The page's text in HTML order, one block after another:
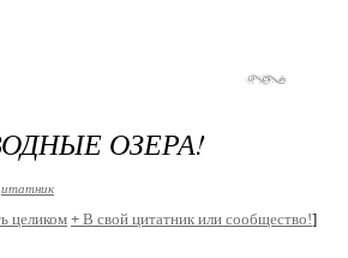
ОЗЕРА!
целиком+ В свой цитатник или сообщество!]